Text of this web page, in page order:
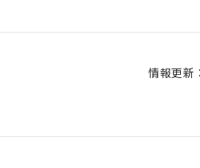
情報更